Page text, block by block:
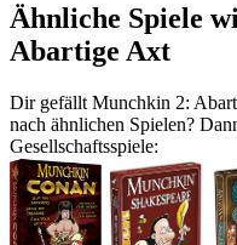
Ähnliche Spiele
Abartige Axt
Dir gefällt Munchkin 2:
nach ähnlichen Spielen?
Gesellschaftsspiele: